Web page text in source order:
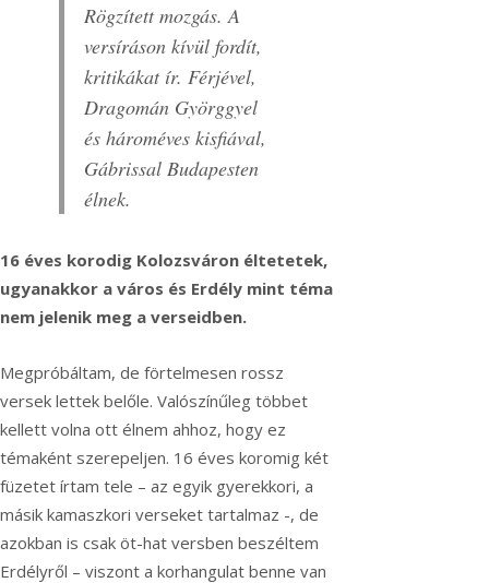
Rögzített mozgás. A
versíráson kívül fordít,
kritikákat ír. Férjével,
Dragomán Györggyel
és hároméves kisfiával,
Gábrissal Budapesten
élnek.
16 éves korodig Kolozsváron éltetetek,
ugyanakkor a város és Erdély mint téma
nem jelenik meg a verseidben.
Megpróbáltam, de förtelmesen rossz
versek lettek belőle. Valószínűleg többet
kellett volna ott élnem ahhoz, hogy ez
témaként szerepeljen. 16 éves koromig két
füzetet írtam tele – az egyik gyerekkori, a
másik kamaszkori verseket tartalmaz -, de
azokban is csak öt-hat versben beszéltem
Erdélyről – viszont a korhangulat benne van